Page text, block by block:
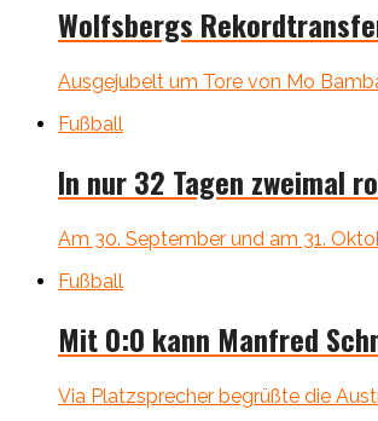
Wolfsbergs
Ausgejubelt um Tore von Mo
Fußball
In nur 32 Tagen zweimal
Am 30. September und am 31.
Fußball
Mit 0:0 kann Manfred
Via Platzsprecher begrüßte die